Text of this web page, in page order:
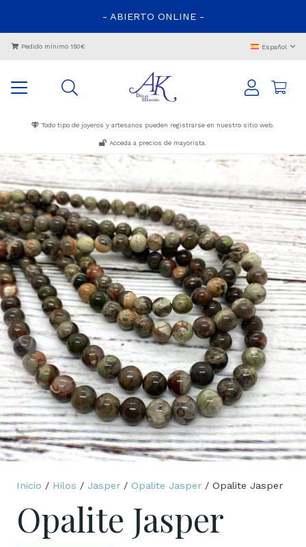
- ABIERTO ONLINE -
Pedido mínimo 150€ Español
Todo tipo de joyeros y artesanos pueden registrarse en nuestro sitio web.
Acceda a precios de mayorista.
Inicio / Hilos / Jasper / Opalite Jasper / Opalite Jasper
Opalite Jasper